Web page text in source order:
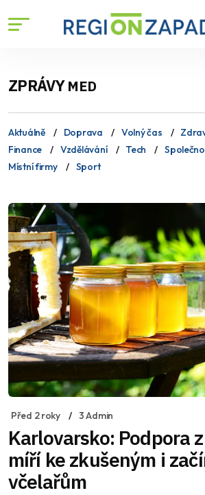
ZPRÁVYMED
Aktuálně Doprava Volný čas
Finance
Vzdělávání Tech
Místní firmy
Sport
Před 2 roky 3 Admin
Karlovarsko: Podpora
míří ke zkušeným i
včelařům